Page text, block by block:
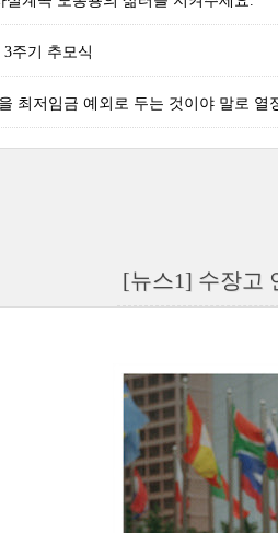
주기 추모식
최저임금 예외로 두는 것이야 말로 열
[뉴스1] 수장고